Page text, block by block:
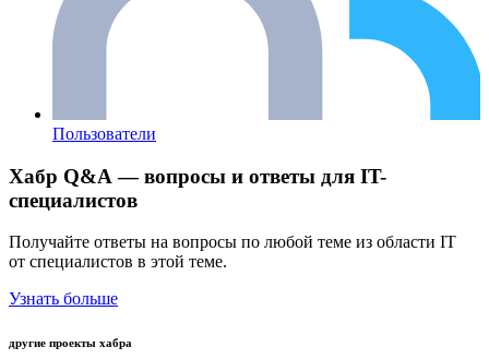
Пользователи
Хабр Q&A — вопросы и ответы для IT-
специалистов
Получайте ответы на вопросы по любой теме из области IT
от специалистов в этой теме.
Узнать больше
другие проекты хабра